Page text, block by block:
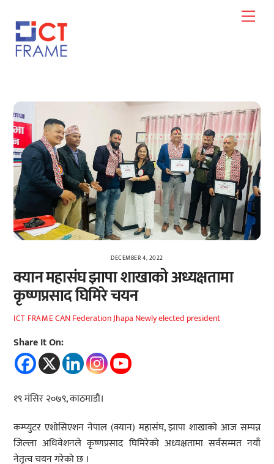
content
DECEMBER 4, 2022
क्यान महासंघ झापा शाखाको अध्यक्षतामा
कृष्णप्रसाद घिमिरे चयन
ICT FRAMECAN Federation Jhapa Newly elected president
Share It On:
१९ मंसिर २०७९, काठमाडौं।
कम्प्युटर एशोसिएशन नेपाल (क्यान) महासंघ, झापा शाखाको आज सम्पन्न
जिल्ला अधिवेशनले कृष्णप्रसाद घिमिरेको अध्यक्षतामा सर्वसम्मत नयाँ
नेतृत्व चयन गरेको छ ।